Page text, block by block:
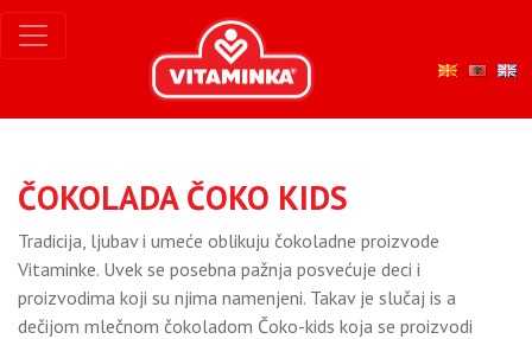
ČOKOLADA ČOKO KIDS
Tradicija, ljubav i umeće oblikuju čokoladne proizvode
Vitaminke. Uvek se posebna pažnja posvećuje deci i
proizvodima koji su njima namenjeni. Takav je slučaj is a
dečijom mlečnom čokoladom Čoko-kids koja se proizvodi